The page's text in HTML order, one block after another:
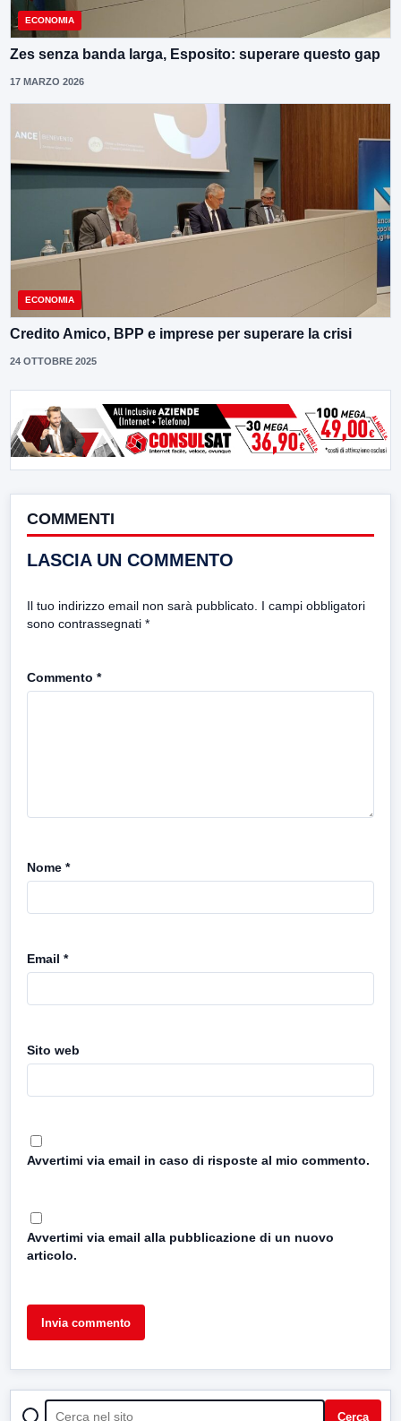
ECONOMIA
Zes senza banda larga, Esposito: superare questo gap
17 MARZO 2026
ECONOMIA
Credito Amico, BPP e imprese per superare la crisi
24 OTTOBRE 2025
COMMENTI
LASCIA UN COMMENTO
Il tuo indirizzo email non sarà pubblicato. I campi obbligatori
sono contrassegnati *
Commento *
Nome *
Email *
Sito web
Avvertimi via email in caso di risposte al mio commento.
Avvertimi via email alla pubblicazione di un nuovo
articolo.
CERCA Cerca